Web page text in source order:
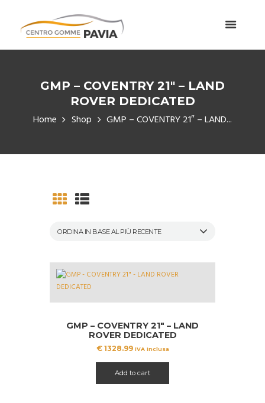
GMP – COVENTRY 21″ – LAND
ROVER DEDICATED
Home Shop GMP – COVENTRY 21″ – LAND...
GMP – COVENTRY 21″ – LAND
ROVER DEDICATED
€1328.99 IVA inclusa
Add to cart